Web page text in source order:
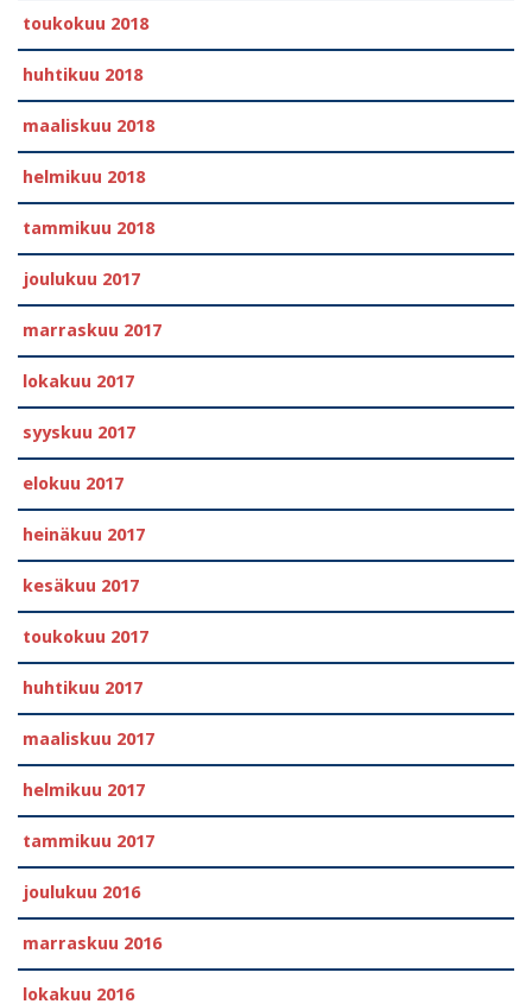
toukokuu 2018
huhtikuu 2018
maaliskuu 2018
helmikuu 2018
tammikuu 2018
joulukuu 2017
marraskuu 2017
lokakuu 2017
syyskuu 2017
elokuu 2017
heinäkuu 2017
kesäkuu 2017
toukokuu 2017
huhtikuu 2017
maaliskuu 2017
helmikuu 2017
tammikuu 2017
joulukuu 2016
marraskuu 2016
lokakuu 2016